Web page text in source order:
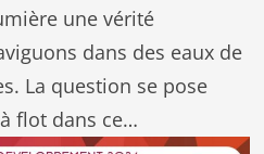
une vérité
dans des eaux de
La question se pose
flot dans ce…